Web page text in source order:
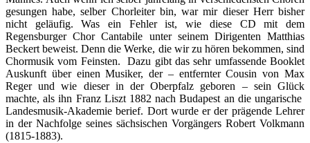
gesungen habe, selber Chorleiter bin, war mir dieser Herr bisher
nicht geläufig. Was ein Fehler ist, wie diese CD mit dem
Regensburger Chor Cantabile unter seinem Dirigenten Matthias
Beckert beweist. Denn die Werke, die wir zu hören bekommen, sind
Chormusik vom Feinsten. Dazu gibt das sehr umfassende Booklet
Auskunft über einen Musiker, der – entfernter Cousin von Max
Reger und wie dieser in der Oberpfalz geboren – sein Glück
machte, als ihn Franz Liszt 1882 nach Budapest an die ungarische
Landesmusik-Akademie berief. Dort wurde er der prägende Lehrer
in der Nachfolge seines sächsischen Vorgängers Robert Volkmann
(1815-1883).